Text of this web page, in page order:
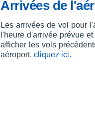
Arrivées de
Les arrivées de vol pour
l'heure d'arrivée prévue
afficher les vols
aéroport, cliquez ici.